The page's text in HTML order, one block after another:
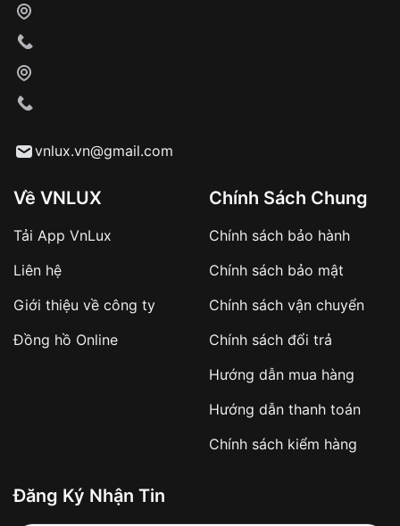
Từ khóa SEO:
sản phẩm đặc biệt
hàng
Số tiền còn lại thanh toán khi nhận hàng hoặc
✔️ Đảm bảo xử lý đơn hàng nhanh chóng
✔️ Hạn chế tình trạng hủy đơn không mong
Từ khóa SEO:
vnlux.vn@gmail.com
Về VNLUX
Tải App VnLux
Liên hệ
Giới thiệu về công ty
Đồng hồ Online
Chính Sách Chung
Chính sách bảo hành
Chính sách bảo mật
Chính sách vận chuyển
Chính sách đổi trả
Hướng dẫn mua hàng
Hướng dẫn thanh toán
Chính sách kiểm hàng
Đăng Ký Nhận Tin